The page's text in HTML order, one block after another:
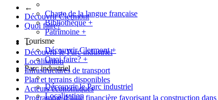
←
Découvrir Clermont
Quoi faire?
←
Découvrir le Parc industriel
Localisation
Infrastructures de transport
Plan et terrains disponibles
Acteurs économiques
Programme d’aide financière favorisant la construction
Charte de la langue française
Bibliothèque+
Patrimoine +
Tourisme
Découvrir Clermont+
Quoi faire? +
Parc industriel
Découvrir le Parc industriel
Localisation